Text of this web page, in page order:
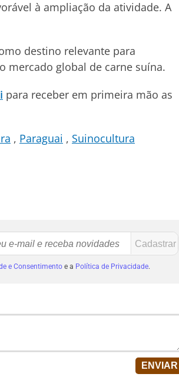
à ampliação da atividade. A
destino relevante para
mercado global de carne suína.
para receber em primeira mão as
Paraguai
Suinocultura
e Consentimentoe a Política de Privacidade.